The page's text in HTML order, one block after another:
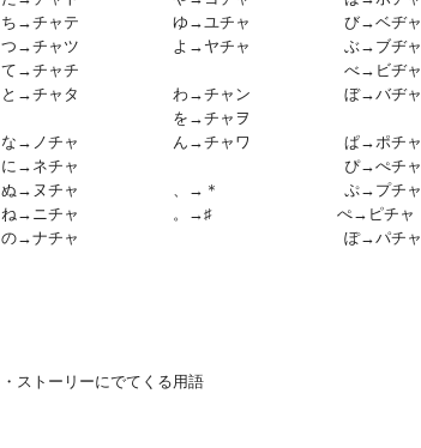
ち→チャテ ゆ→ユチャ び→ベヂャ
つ→チャツ よ→ヤチャ ぶ→ブヂャ
て→チャチ べ→ビヂャ
と→チャタ わ→チャン ぼ→バヂャ
を→チャヲ
な→ノチャ ん→チャワ ぱ→ポチャ
に→ネチャ ぴ→ぺチャ
ぬ→ヌチャ 、→＊ ぷ→プチャ
ね→ニチャ 。→♯ ぺ→ピチャ
の→ナチャ ぽ→パチャ
・ストーリーにでてくる用語